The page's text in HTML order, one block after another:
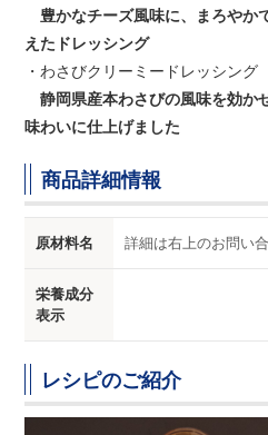
豊かなチーズ風味に、まろやか
えたドレッシング
・わさびクリーミードレッシング
静岡県産本わさびの風味を効か
味わいに仕上げました
商品詳細情報
原材料名 詳細は右上のお問い
栄養成分
表示
レシピのご紹介